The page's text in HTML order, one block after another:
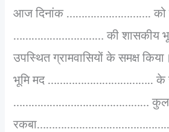
आज दिनांक ………………………. को
………………………… की शासकीय
उपस्थित ग्रामवासियों के समक्ष
भूमि मद …………………………….. के
……………………………………… कुल